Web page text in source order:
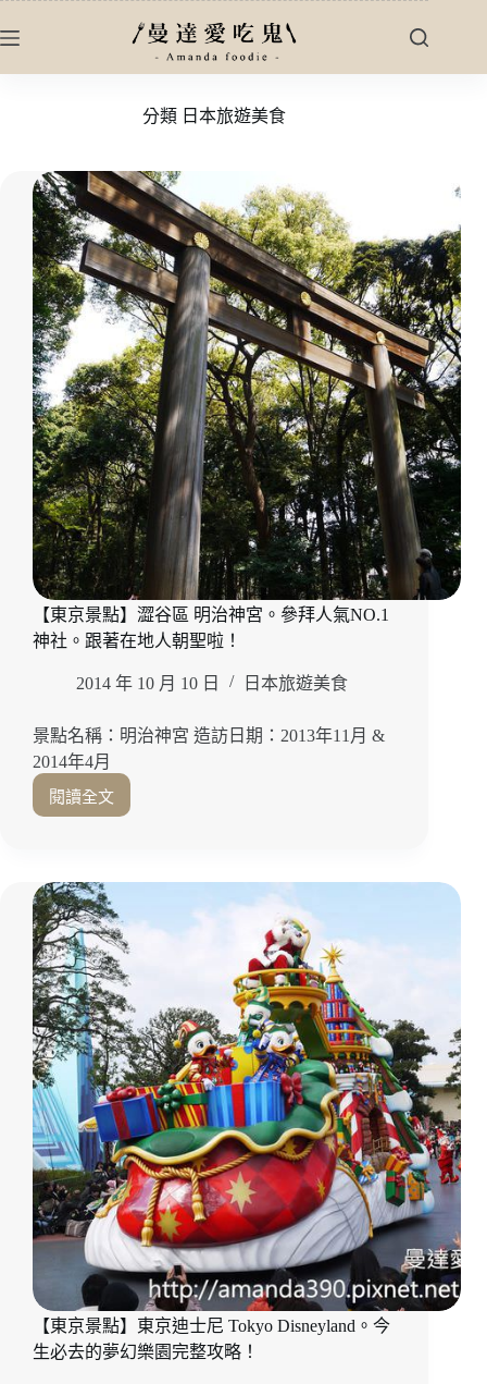
至
分類 日本旅遊美食
【東京景點】澀谷區 明治神宮。參拜人氣NO.1
神社。跟著在地人朝聖啦！
2014 年 10 月 10 日 日本旅遊美食
景點名稱：明治神宮 造訪日期：2013年11月 &
2014年4月
閱讀全文
【東
澀
谷
區
明
治
神
宮。
參
拜
人
氣
NO.1
神
社。
跟
著
在
地
人
朝
聖
【東京景點】東京迪士尼 Tokyo Disneyland。今
生必去的夢幻樂園完整攻略！